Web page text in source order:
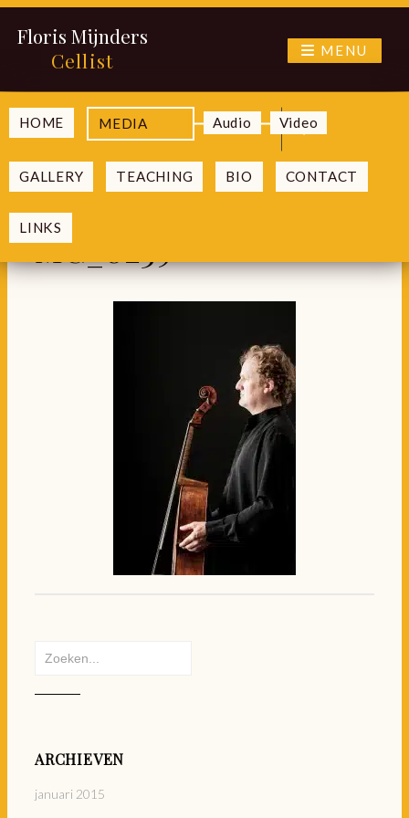
Ga
naar
de
inhoud
MENU
HOME MEDIA
submenu
uitvouwen
Audio Video
GALLERY TEACHING BIO CONTACT
LINKS
Floris Mijnders
Cellist
Floris-Mijnder-by-
Foppe-Schut-
MG_0239
Zoeken
ARCHIEVEN
januari 2015